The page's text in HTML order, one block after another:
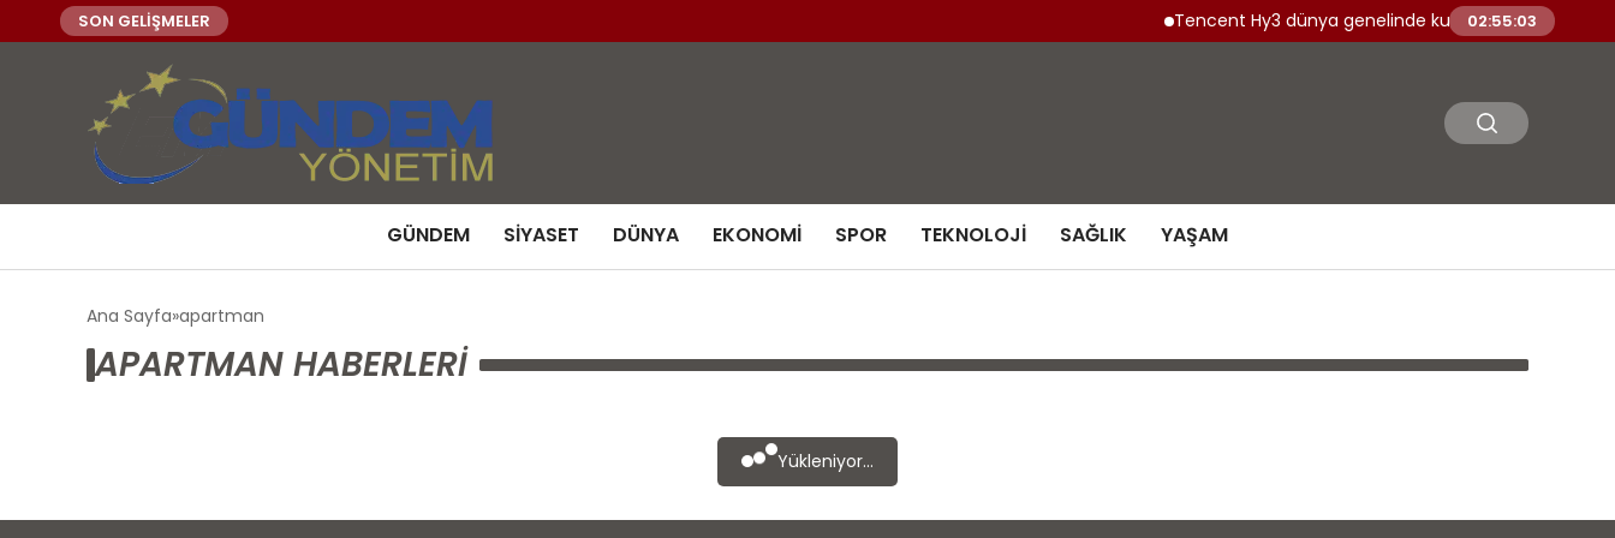
SON GELİŞMELER Tencent Hy3 dünya genelinde kullanıma sunuldu
02:55:03
GÜNDEM SIYASET DÜNYA EKONOMI SPOR TEKNOLOJI SAĞLIK YAŞAM
Ana Sayfa apartman
APARTMAN HABERLERI
Yükleniyor...